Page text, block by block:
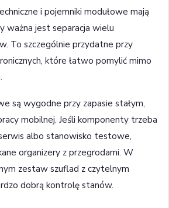
i pojemniki modułowe mają
ważna jest separacja wielu
To szczególnie przydatne przy
które łatwo pomylić mimo
są wygodne przy zapasie stałym,
mobilnej. Jeśli komponenty trzeba
albo stanowisko testowe,
organizery z przegrodami. W
zestaw szuflad z czytelnym
dobrą kontrolę stanów.